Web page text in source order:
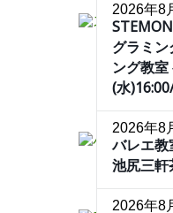
2026年8
グラミン
ング教
(水
2026年8
バレエ教
池尻三軒
2026年8